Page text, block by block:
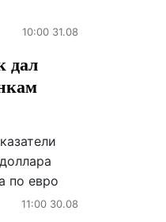
10:00 31.08
дал
по евро
11:00 30.08